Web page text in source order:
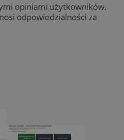
opiniami użytkowników.
odpowiedzialności za